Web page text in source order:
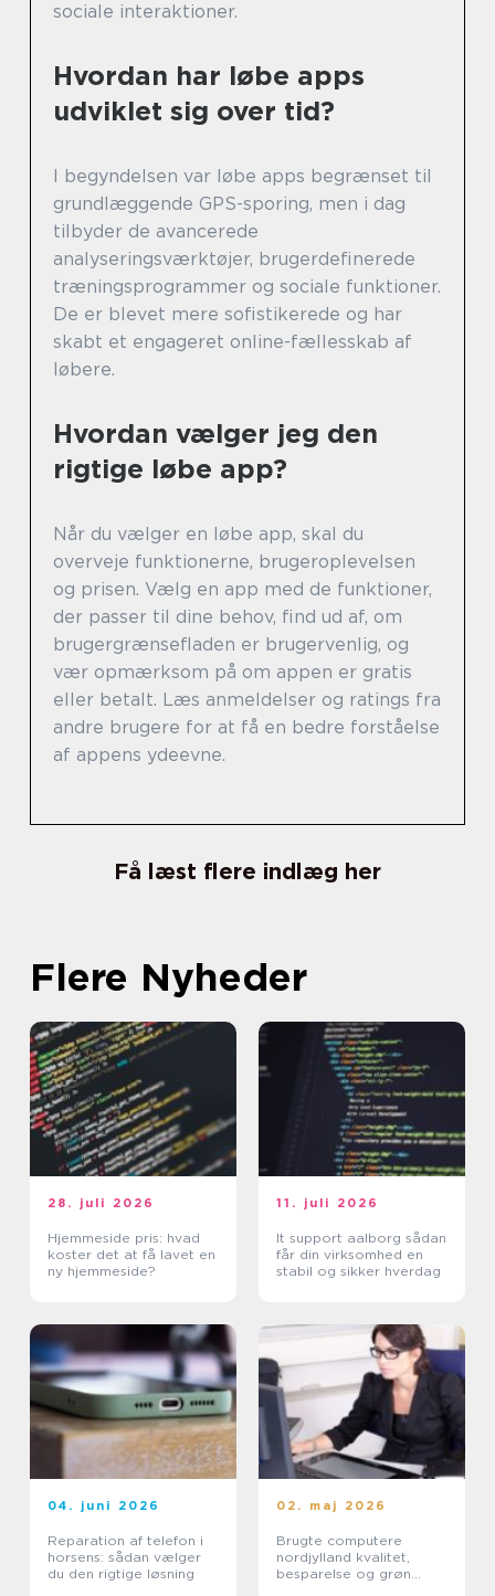
sociale interaktioner.
Hvordan har løbe apps
udviklet sig over tid?
I begyndelsen var løbe apps begrænset til
grundlæggende GPS-sporing, men i dag
tilbyder de avancerede
analyseringsværktøjer, brugerdefinerede
træningsprogrammer og sociale funktioner.
De er blevet mere sofistikerede og har
skabt et engageret online-fællesskab af
løbere.
Hvordan vælger jeg den
rigtige løbe app?
Når du vælger en løbe app, skal du
overveje funktionerne, brugeroplevelsen
og prisen. Vælg en app med de funktioner,
der passer til dine behov, find ud af, om
brugergrænsefladen er brugervenlig, og
vær opmærksom på om appen er gratis
eller betalt. Læs anmeldelser og ratings fra
andre brugere for at få en bedre forståelse
af appens ydeevne.
Få læst flere indlæg her
Flere Nyheder
28. juli 2026
Hjemmeside pris: hvad
koster det at få lavet en
ny hjemmeside?
11. juli 2026
It support aalborg sådan
får din virksomhed en
stabil og sikker hverdag
04. juni 2026
Reparation af telefon i
horsens: sådan vælger
du den rigtige løsning
02. maj 2026
Brugte computere
nordjylland kvalitet,
besparelse og grøn